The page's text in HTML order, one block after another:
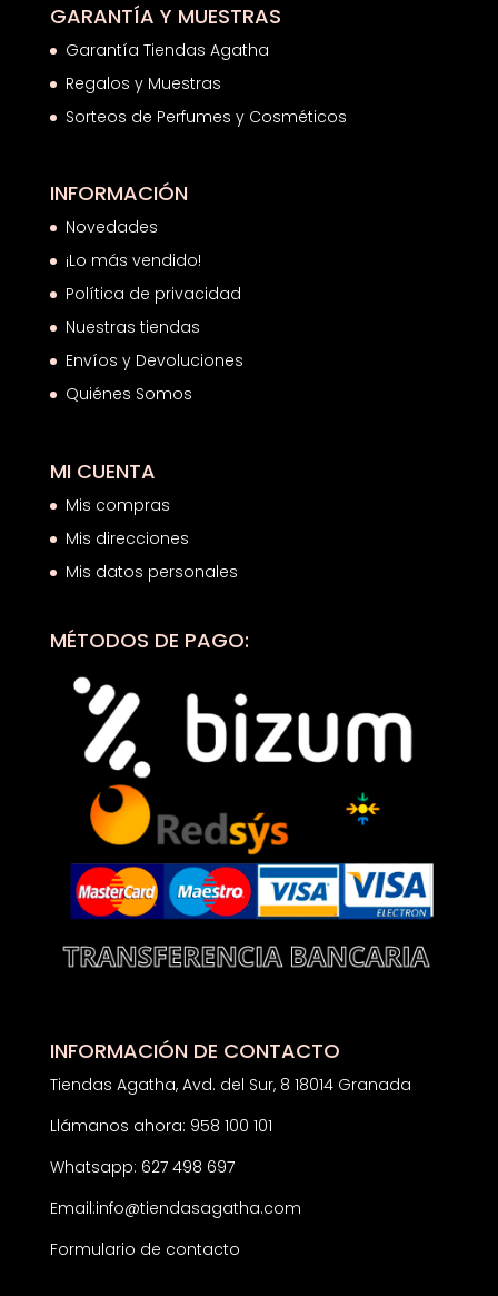
GARANTÍA Y MUESTRAS
Garantía Tiendas Agatha
Regalos y Muestras
Sorteos de Perfumes y Cosméticos
INFORMACIÓN
Novedades
¡Lo más vendido!
Política de privacidad
Nuestras tiendas
Envíos y Devoluciones
Quiénes Somos
MI CUENTA
Mis compras
Mis direcciones
Mis datos personales
MÉTODOS DE PAGO:
INFORMACIÓN DE CONTACTO
Tiendas Agatha, Avd. del Sur, 8 18014 Granada
Llámanos ahora: 958 100 101
Whatsapp: 627 498 697
Email:info@tiendasagatha.com
Formulario de contacto